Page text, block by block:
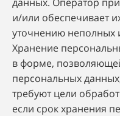
и/или обеспечивает
уточнению неполных
Хранение
в форме,
персональных
требуют цели
если срок хранения